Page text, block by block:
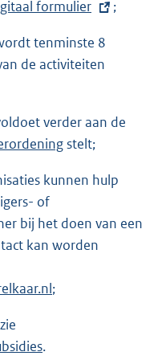
formulier ;
tenminste 8
de activiteiten
verder aan de
stelt;
kunnen hulp
of
bij het doen van een
kan worden
;
.